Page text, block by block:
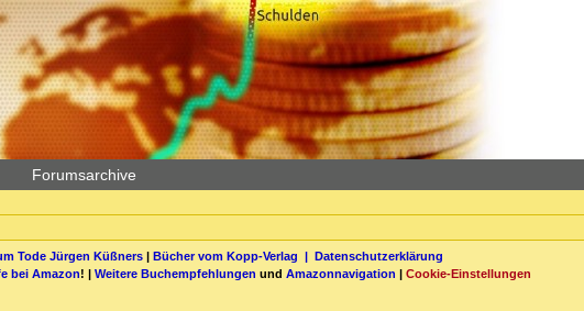
Forumsarchive
Tode Jürgen Küßners| Bücher vom Kopp-Verlag | Datenschutzerklärung
bei Amazon! | Weitere Buchempfehlungen und Amazonnavigation | Cookie-Einstellungen